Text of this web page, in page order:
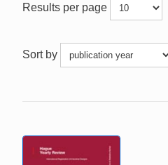
Results per page
Sort by